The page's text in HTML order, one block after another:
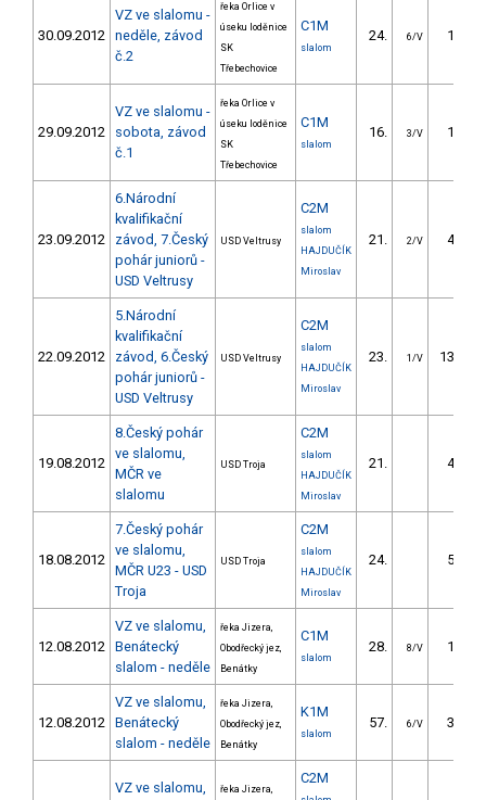
30.09.2012
VZ ve slalomu -
neděle, závod
č.2
řeka Orlice v
úseku loděnice
SK
Třebechovice
C1M
slalom
24. 6/V 18.60
29.09.2012
VZ ve slalomu -
sobota, závod
č.1
řeka Orlice v
úseku loděnice
SK
Třebechovice
C1M
slalom
16. 3/V 16.00
23.09.2012
6.Národní
kvalifikační
závod, 7.Český
pohár juniorů -
USD Veltrusy
USD Veltrusy
C2M
slalom
HAJDUČÍK
Miroslav
21. 2/V 41.08
22.09.2012
5.Národní
kvalifikační
závod, 6.Český
pohár juniorů -
USD Veltrusy
USD Veltrusy
C2M
slalom
HAJDUČÍK
Miroslav
23. 1/V 133.84
19.08.2012
8.Český pohár
ve slalomu,
MČR ve
slalomu
USD Troja
C2M
slalom
HAJDUČÍK
Miroslav
21. 48.26
18.08.2012
7.Český pohár
ve slalomu,
MČR U23 - USD
Troja
USD Troja
C2M
slalom
HAJDUČÍK
Miroslav
24. 59.45
12.08.2012
VZ ve slalomu,
Benátecký
slalom - neděle
řeka Jizera,
Obodřecký jez,
Benátky
C1M
slalom
28. 8/V 19.10
12.08.2012
VZ ve slalomu,
Benátecký
slalom - neděle
řeka Jizera,
Obodřecký jez,
Benátky
K1M
slalom
57. 6/V 37.45
VZ ve slalomu,
řeka Jizera,
C2M